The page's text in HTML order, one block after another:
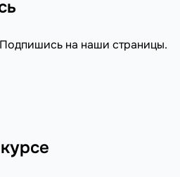
на наши страницы.